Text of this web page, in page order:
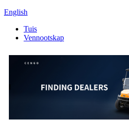
English
Tuis
Vennootskap